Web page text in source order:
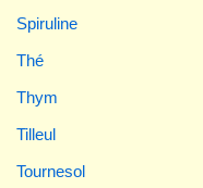
Spiruline
Thé
Thym
Tilleul
Tournesol